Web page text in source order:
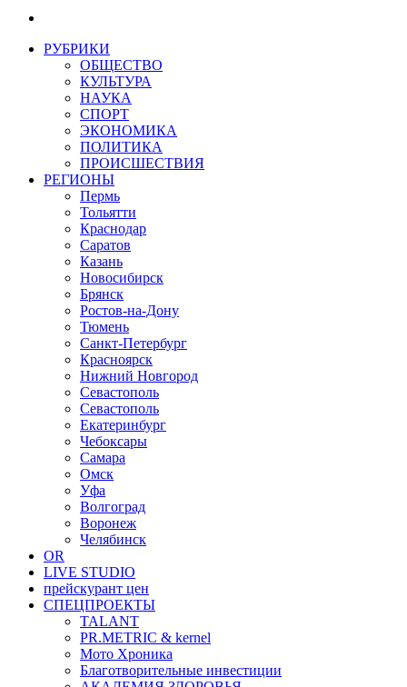
РУБРИКИ
ОБЩЕСТВО
КУЛЬТУРА
НАУКА
СПОРТ
ЭКОНОМИКА
ПОЛИТИКА
ПРОИСШЕСТВИЯ
РЕГИОНЫ
Пермь
Тольятти
Краснодар
Саратов
Казань
Новосибирск
Брянск
Ростов-на-Дону
Тюмень
Санкт-Петербург
Красноярск
Нижний Новгород
Севастополь
Севастополь
Екатеринбург
Чебоксары
Самара
Омск
Уфа
Волгоград
Воронеж
Челябинск
OR
LIVE STUDIO
прейскурант цен
СПЕЦПРОЕКТЫ
TALANT
PR.METRIC & kernel
Мото Хроника
Благотворительные инвестиции